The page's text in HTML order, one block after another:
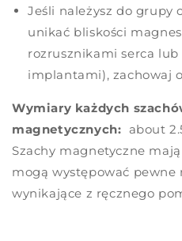
Jeśli należysz do grupy
unikać bliskości
rozrusznikami serca
implantami), zachowaj
Wymiary każdych
magnetycznych: about
Szachy magnetyczne
mogą występować pewne
wynikające z ręcznego